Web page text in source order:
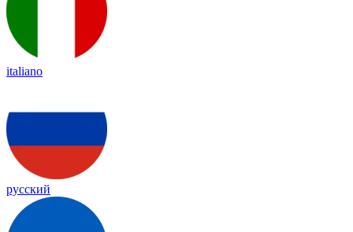
italiano
русский